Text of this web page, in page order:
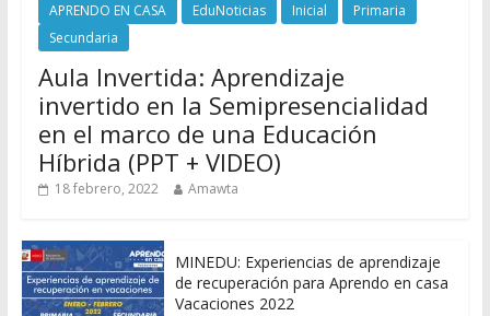
APRENDO EN CASA EduNoticias Inicial
Primaria
Secundaria
Aula Invertida: Aprendizaje
invertido en la Semipresencialidad
en el marco de una Educación
Híbrida (PPT + VIDEO)
18 febrero, 2022 Amawta
MINEDU: Experiencias de aprendizaje
de recuperación para Aprendo en casa
Vacaciones 2022